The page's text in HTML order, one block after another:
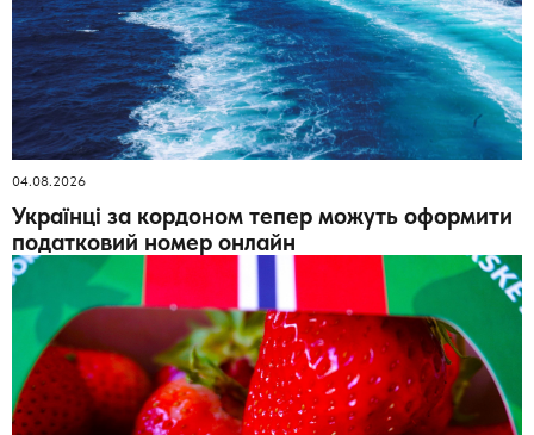
04.08.2026
Українці за кордоном тепер можуть оформити
податковий номер онлайн